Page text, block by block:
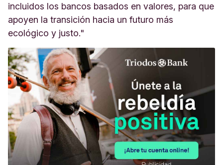
incluidos los bancos basados en valores, para que
apoyen la transición hacia un futuro más
ecológico y justo."